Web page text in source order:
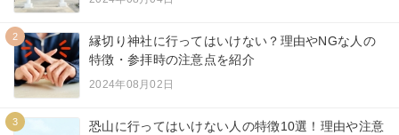
2
縁切り神社に行ってはいけない？理由やNGな人の
特徴・参拝時の注意点を紹介
2024年08月02日
3
恐山に行ってはいけない人の特徴10選！理由や注意